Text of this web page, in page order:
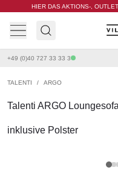
HIER DAS AKTIONS-,
+49 (0)40 727 33 33 3
TALENTI / ARGO
Talenti ARGO
inklusive Polster